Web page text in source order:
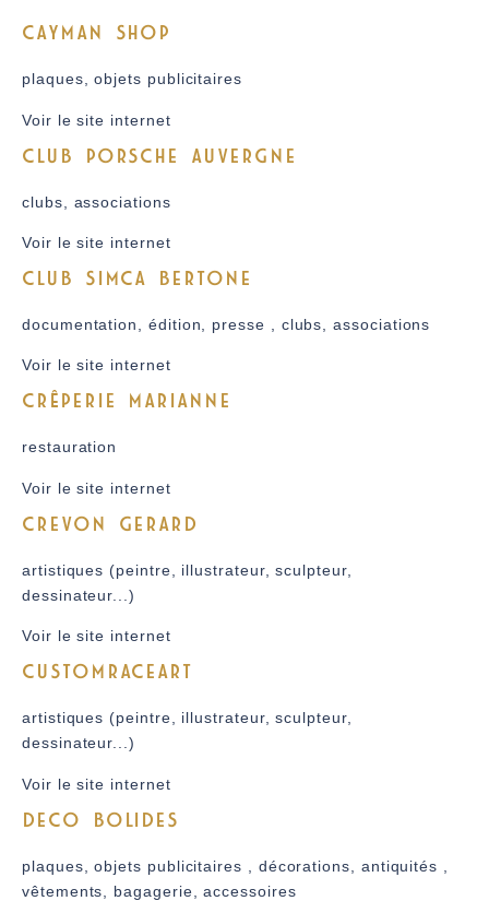
CAYMAN SHOP
plaques, objets publicitaires
Voir le site internet
CLUB PORSCHE AUVERGNE
clubs, associations
Voir le site internet
CLUB SIMCA BERTONE
documentation, édition, presse , clubs, associations
Voir le site internet
CRÊPERIE MARIANNE
restauration
Voir le site internet
CREVON GERARD
artistiques (peintre, illustrateur, sculpteur,
dessinateur...)
Voir le site internet
CUSTOMRACEART
artistiques (peintre, illustrateur, sculpteur,
dessinateur...)
Voir le site internet
DECO BOLIDES
plaques, objets publicitaires , décorations, antiquités ,
vêtements, bagagerie, accessoires